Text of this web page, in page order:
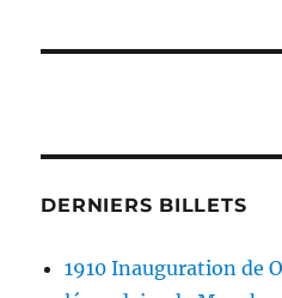
DERNIERS BILLETS
1910 Inauguration de